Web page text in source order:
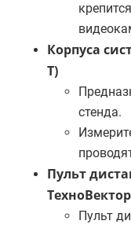
Корпуса
Т)
стенда.
Пульт
ТехноВектор
Пульт